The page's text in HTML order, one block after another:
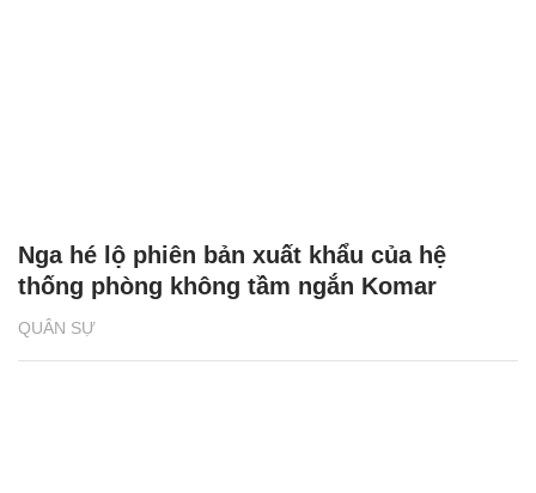
QUÂN SỰ
Nga hé lộ phiên bản xuất khẩu của hệ
thống phòng không tầm ngắn Komar